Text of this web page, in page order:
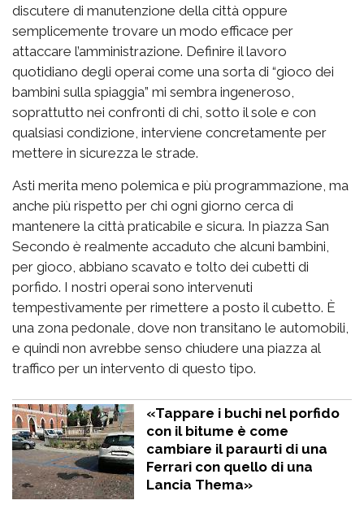
discutere di manutenzione della città oppure
semplicemente trovare un modo efficace per
attaccare l’amministrazione. Definire il lavoro
quotidiano degli operai come una sorta di “gioco dei
bambini sulla spiaggia” mi sembra ingeneroso,
soprattutto nei confronti di chi, sotto il sole e con
qualsiasi condizione, interviene concretamente per
mettere in sicurezza le strade.
Asti merita meno polemica e più programmazione, ma
anche più rispetto per chi ogni giorno cerca di
mantenere la città praticabile e sicura. In piazza San
Secondo è realmente accaduto che alcuni bambini,
per gioco, abbiano scavato e tolto dei cubetti di
porfido. I nostri operai sono intervenuti
tempestivamente per rimettere a posto il cubetto. È
una zona pedonale, dove non transitano le automobili,
e quindi non avrebbe senso chiudere una piazza al
traffico per un intervento di questo tipo.
«Tappare i buchi nel porfido
con il bitume è come
cambiare il paraurti di una
Ferrari con quello di una
Lancia Thema»